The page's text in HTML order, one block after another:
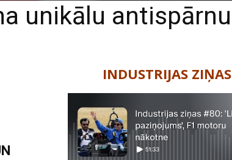
unikālu antispārnu
INDUSTRIJAS ZIŅAS